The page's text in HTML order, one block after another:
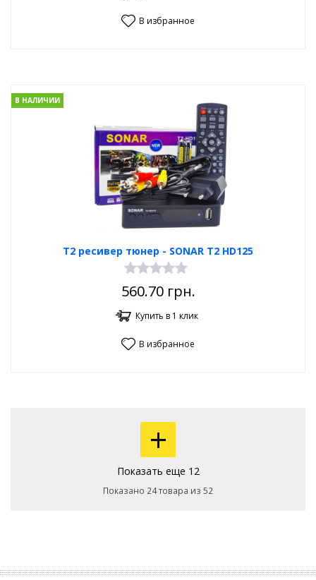
В избранное
Т2 ресивер тюнер - SONAR T2 HD125
В НАЛИЧИИ
560.70грн.
Купить в 1 клик
В избранное
+
Показать еще 12
Показано 24 товара из 52